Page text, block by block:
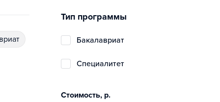
Тип программы
бакалавриат
специалитет
Стоимость, р.